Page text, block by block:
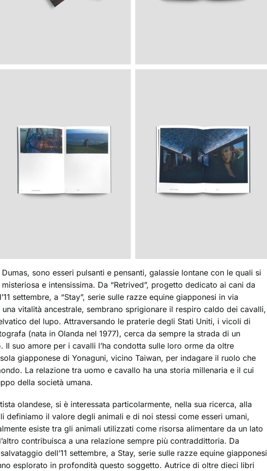
sono esseri pulsanti e pensanti, galassie lontane con le quali si
e intensissima. Da “Retrived”, progetto dedicato ai cani da
settembre, a “Stay”, serie sulle razze equine giapponesi in via
una vitalità ancestrale, sembrano sprigionare il respiro caldo dei cavalli,
del lupo. Attraversando le praterie degli Stati Uniti, i vicoli di
(nata in Olanda nel 1977), cerca da sempre la strada di un
Il suo amore per i cavalli l’ha condotta sulle loro orme da oltre
giapponese di Yonaguni, vicino Taiwan, per indagare il ruolo che
La relazione tra uomo e cavallo ha una storia millenaria e il cui
della società umana.
olandese, si è interessata particolarmente, nella sua ricerca, alla
definiamo il valore degli animali e di noi stessi come esseri umani,
esiste tra gli animali utilizzati come risorsa alimentare da un lato
contribuisca a una relazione sempre più contraddittoria. Da
dell’11 settembre, a Stay, serie sulle razze equine giapponesi
esplorato in profondità questo soggetto. Autrice di oltre dieci libri